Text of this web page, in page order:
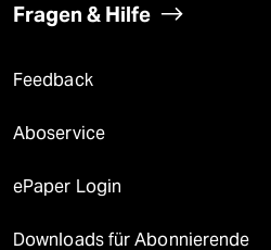
Fragen & Hilfe
Feedback
Aboservice
ePaper Login
Downloads für Abonnierende